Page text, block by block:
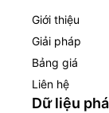
Giới thiệu
Giải pháp
Bảng giá
Liên hệ
Dữ liệu